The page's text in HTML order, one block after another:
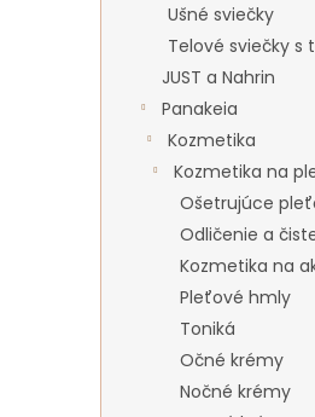
Ušné sviečky
Telové sviečky s
JUST a Nahrin
Panakeia
Kozmetika
Kozmetika na
Ošetrujúce
Odličenie a
Kozmetika na
Pleťové hmly
Toniká
Očné krémy
Nočné krémy